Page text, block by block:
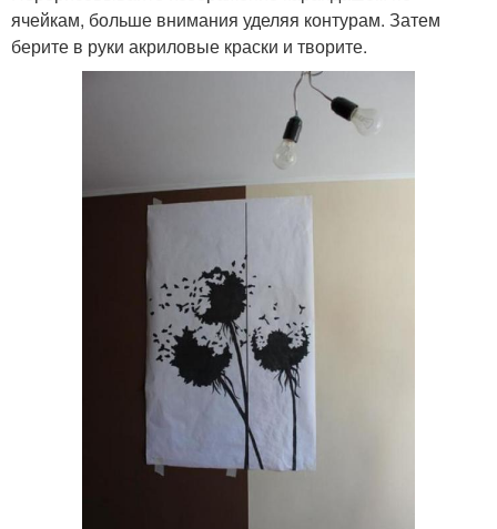
ячейкам, больше внимания уделяя контурам. Затем
берите в руки акриловые краски и творите.